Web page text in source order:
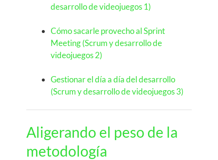
desarrollo de videojuegos 1)
Cómo sacarle provecho al Sprint
Meeting (Scrum y desarrollo de
videojuegos 2)
Gestionar el día a día del desarrollo
(Scrum y desarrollo de videojuegos 3)
Aligerando el peso de la
metodología